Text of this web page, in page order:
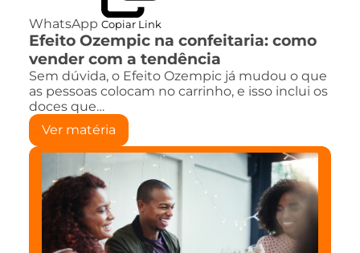
WhatsApp Copiar Link
Efeito Ozempic na confeitaria: como
vender com a tendência
Sem dúvida, o Efeito Ozempic já mudou o que
as pessoas colocam no carrinho, e isso inclui os
doces que…
Ver matéria